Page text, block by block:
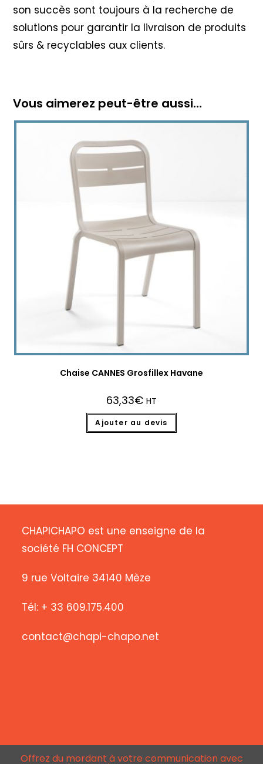
son succès sont toujours à la recherche de
solutions pour garantir la livraison de produits
sûrs & recyclables aux clients.
Vous aimerez peut-être aussi…
Chaise CANNES Grosfillex Havane
63,33€ HT
Ajouter au devis
CHAPICHAPO est une enseigne de la
société FH CONCEPT
9 rue Voltaire 34140 Mèze
Tél: + 33 609.175.400
contact@chapi-chapo.net
Offrez du mordant à votre communication avec